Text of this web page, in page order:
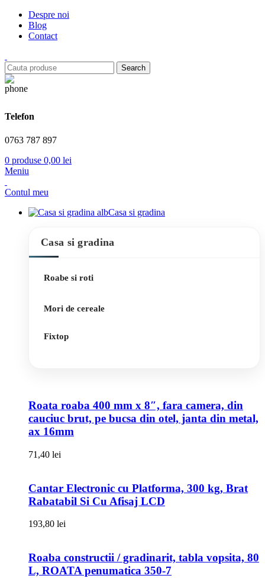
Despre noi
Blog
Contact
Search
Telefon
0763 787 897
0 produse 0,00 lei
Meniu
Contul meu
Casa si gradina
Casa si gradina
Roabe si roti
Mori de cereale
Fixtop
Roata roaba 400 mm x 8″, fara camera, din
cauciuc brut, pe bucsa din otel, janta din metal,
ax 16mm
71,40 lei
Cantar Electronic cu Platforma, 300 kg, Brat
Rabatabil Si Cu Afisaj LCD
193,80 lei
Roaba constructii / gradinarit, tabla vopsita, 80
L, ROATA penumatica 350-7